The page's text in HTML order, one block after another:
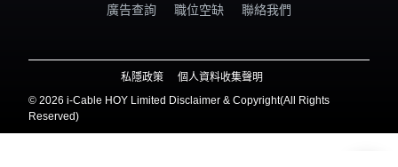
廣告查詢 職位空缺 聯絡我們
私隱政策
個人資料收集聲明
© 2026 i-Cable HOY Limited Disclaimer & Copyright(All Rights
Reserved)